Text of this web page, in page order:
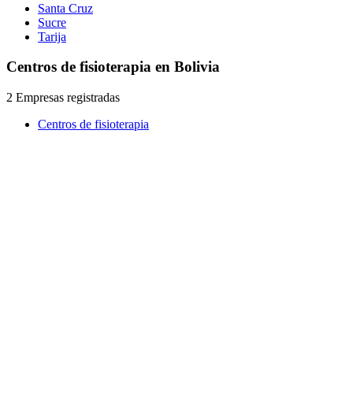
Santa Cruz
Sucre
Tarija
Centros de fisioterapia en Bolivia
2 Empresas registradas
Centros de fisioterapia